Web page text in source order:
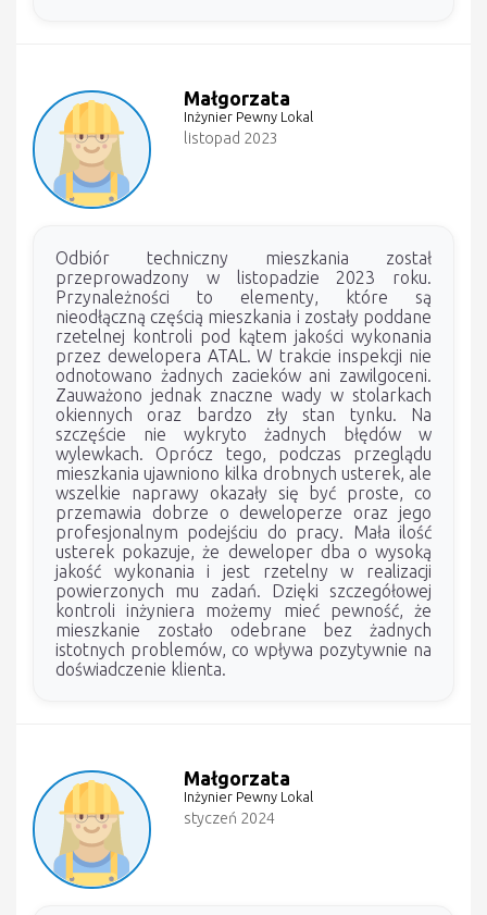
Małgorzata
Inżynier Pewny Lokal
listopad 2023
Odbiór techniczny mieszkania został
przeprowadzony w listopadzie 2023 roku.
Przynależności to elementy, które są
nieodłączną częścią mieszkania i zostały poddane
rzetelnej kontroli pod kątem jakości wykonania
przez dewelopera ATAL. W trakcie inspekcji nie
odnotowano żadnych zacieków ani zawilgoceni.
Zauważono jednak znaczne wady w stolarkach
okiennych oraz bardzo zły stan tynku. Na
szczęście nie wykryto żadnych błędów w
wylewkach. Oprócz tego, podczas przeglądu
mieszkania ujawniono kilka drobnych usterek, ale
wszelkie naprawy okazały się być proste, co
przemawia dobrze o deweloperze oraz jego
profesjonalnym podejściu do pracy. Mała ilość
usterek pokazuje, że deweloper dba o wysoką
jakość wykonania i jest rzetelny w realizacji
powierzonych mu zadań. Dzięki szczegółowej
kontroli inżyniera możemy mieć pewność, że
mieszkanie zostało odebrane bez żadnych
istotnych problemów, co wpływa pozytywnie na
doświadczenie klienta.
Małgorzata
Inżynier Pewny Lokal
styczeń 2024